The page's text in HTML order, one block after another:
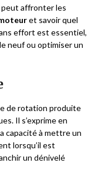
peut affronter les
et savoir quel
effort est essentiel,
neuf ou optimiser un
de rotation produite
Il s’exprime en
capacité à mettre un
lorsqu’il est
un dénivelé